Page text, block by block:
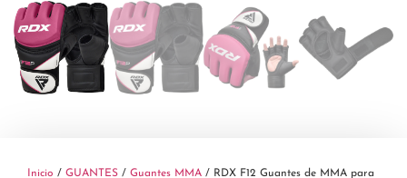
Inicio / GUANTES / Guantes MMA / RDX F12 Guantes de MMA para